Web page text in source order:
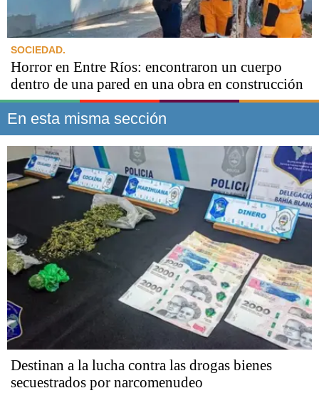
SOCIEDAD.
Horror en Entre Ríos: encontraron un cuerpo
dentro de una pared en una obra en construcción
En esta misma sección
Destinan a la lucha contra las drogas bienes
secuestrados por narcomenudeo